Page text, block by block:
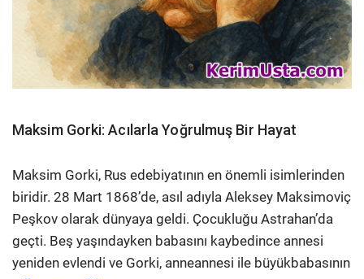
Maksim Gorki: Acılarla Yoğrulmuş Bir Hayat
Maksim Gorki, Rus edebiyatının en önemli isimlerinden
biridir. 28 Mart 1868’de, asıl adıyla Aleksey Maksimoviç
Peşkov olarak dünyaya geldi. Çocukluğu Astrahan’da
geçti. Beş yaşındayken babasını kaybedince annesi
yeniden evlendi ve Gorki, anneannesi ile büyükbabasının